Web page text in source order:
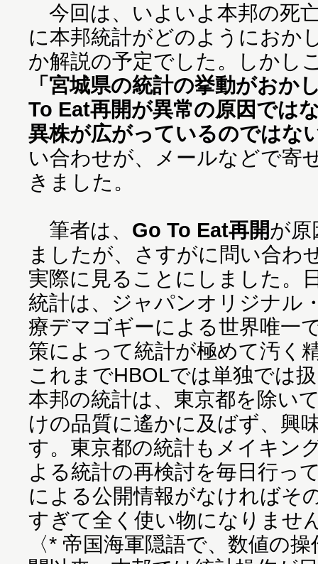
今回は、いよいよ本邦の死
に本邦統計がどのようにおか
か解説の予定でした。しかし
「宮城県の統計の挙動がおか
To Eat再開が異常の原因では
異株が広がっているのではな
い合わせが、メールなどで寄
きました。
筆者は、 Go To Eat再開が原
ましたが、さすがに問い合わ
実際に見ることにしました。
統計は、ジャパンオリジナル
療デマゴギーによる世界唯一
策によって統計が極めて汚く
これまでHBOLでは単独では
本邦の統計は、東京都を除い
けの品質に遙かに及ばず、興
す。東京都の統計もメイキン
よる統計の再検討を毎日行っ
による公開情報がなければそ
すぎて全く使い物になりませ
〈* 帝国海軍隠語で、数値の